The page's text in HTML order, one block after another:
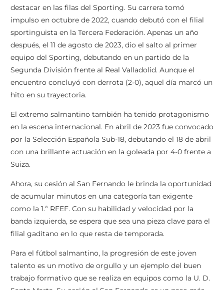
destacar en las filas del Sporting. Su carrera tomó
impulso en octubre de 2022, cuando debutó con el filial
sportinguista en la Tercera Federación. Apenas un año
después, el 11 de agosto de 2023, dio el salto al primer
equipo del Sporting, debutando en un partido de la
Segunda División frente al Real Valladolid. Aunque el
encuentro concluyó con derrota (2-0), aquel día marcó un
hito en su trayectoria.
El extremo salmantino también ha tenido protagonismo
en la escena internacional. En abril de 2023 fue convocado
por la Selección Española Sub-18, debutando el 18 de abril
con una brillante actuación en la goleada por 4-0 frente a
Suiza.
Ahora, su cesión al San Fernando le brinda la oportunidad
de acumular minutos en una categoría tan exigente
como la 1.ª RFEF. Con su habilidad y velocidad por la
banda izquierda, se espera que sea una pieza clave para el
filial gaditano en lo que resta de temporada.
Para el fútbol salmantino, la progresión de este joven
talento es un motivo de orgullo y un ejemplo del buen
trabajo formativo que se realiza en equipos como la U. D.